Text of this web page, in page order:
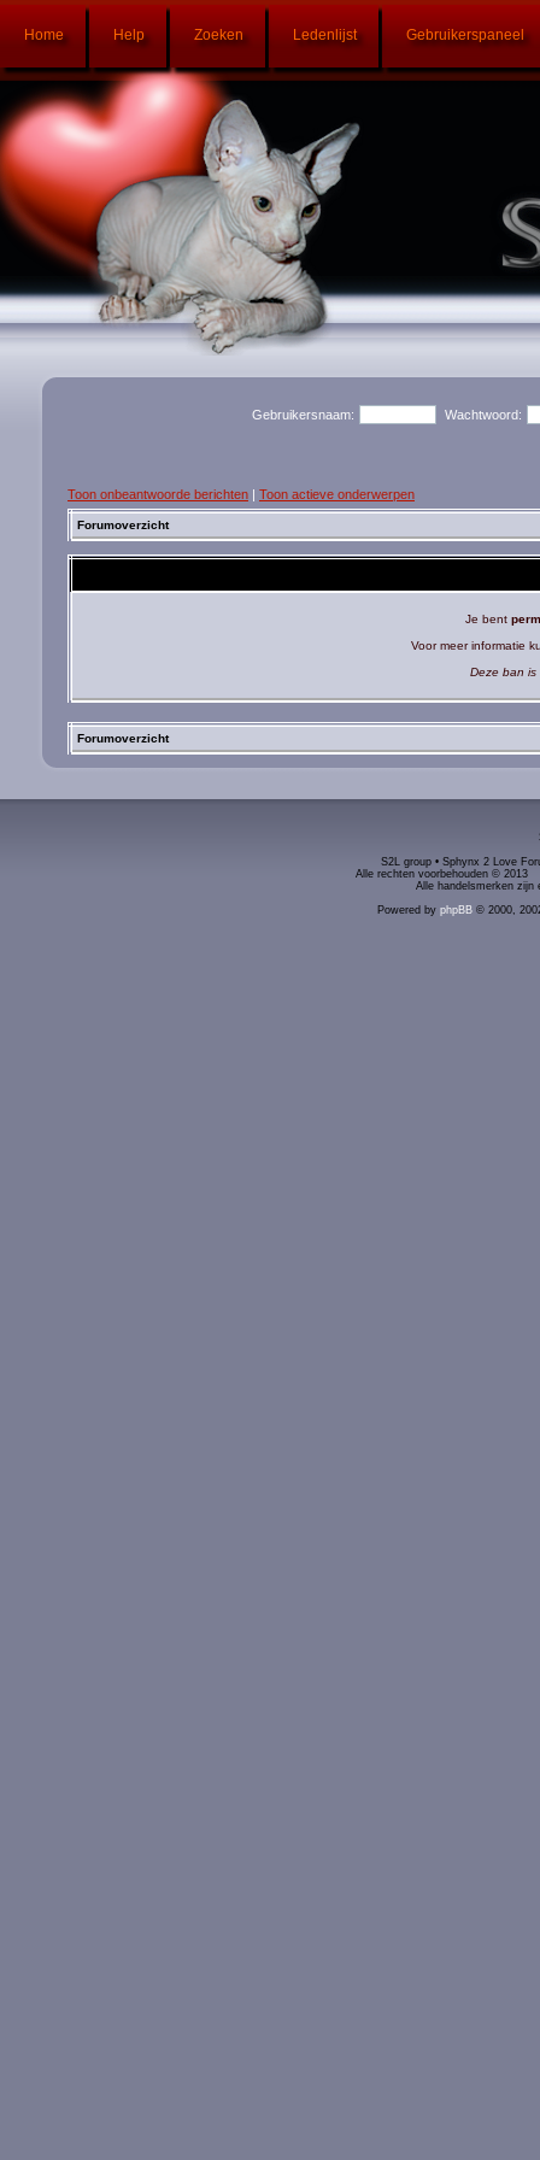
Home Help Zoeken Ledenlijst Gebruikerspaneel
Gebruikersnaam: Wachtwoord:
Toon onbeantwoorde berichten | Toon actieve onderwerpen
Forumoverzicht
Je bent
Voor meer informatie
Deze ban is
Forumoverzicht
S2L group • Sphynx 2 Love
Alle rechten voorbehouden ©
Alle handelsmerken zijn
Powered by phpBB© 2000,